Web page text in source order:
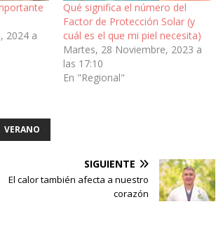
2024 a
Qué significa el número del
Factor de Protección Solar (y
cuál es el que mi piel necesita)
Martes, 28 Noviembre, 2023 a
las 17:10
En "Regional"
VERANO
SIGUIENTE
El calor también afecta a nuestro
corazón